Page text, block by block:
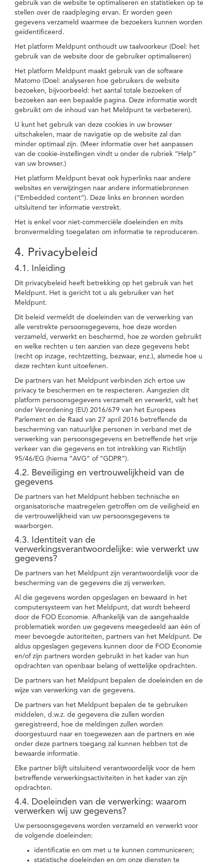
gebruik van de website te optimaliseren en statistieken op te
stellen over de raadpleging ervan. Er worden geen
gegevens verzameld waarmee de bezoekers kunnen worden
geïdentificeerd.
Het platform Meldpunt onthoudt uw taalvoorkeur (Doel: het
gebruik van de website door de gebruiker optimaliseren)
Het platform Meldpunt maakt gebruik van de software
Matomo (Doel: analyseren hoe gebruikers de website
bezoeken, bijvoorbeeld: het aantal totale bezoeken of
bezoeken aan een bepaalde pagina. Deze informatie wordt
gebruikt om de inhoud van het Meldpunt te verbeteren).
U kunt het gebruik van deze cookies in uw browser
uitschakelen, maar de navigatie op de website zal dan
minder optimaal zijn. (Meer informatie over het aanpassen
van de cookie-instellingen vindt u onder de rubriek “Help”
van uw browser.)
Het platform Meldpunt bevat ook hyperlinks naar andere
websites en verwijzingen naar andere informatiebronnen
(“Embedded content”). Deze links en bronnen worden
uitsluitend ter informatie verstrekt.
Het is enkel voor niet-commerciële doeleinden en mits
bronvermelding toegelaten om informatie te reproduceren.
4. Privacybeleid
4.1. Inleiding
Dit privacybeleid heeft betrekking op het gebruik van het
Meldpunt. Het is gericht tot u als gebruiker van het
Meldpunt.
Dit beleid vermeldt de doeleinden van de verwerking van
alle verstrekte persoonsgegevens, hoe deze worden
verzameld, verwerkt en beschermd, hoe ze worden gebruikt
en welke rechten u ten aanzien van deze gegevens hebt
(recht op inzage, rechtzetting, bezwaar, enz.), alsmede hoe u
deze rechten kunt uitoefenen.
De partners van het Meldpunt verbinden zich ertoe uw
privacy te beschermen en te respecteren. Aangezien dit
platform persoonsgegevens verzamelt en verwerkt, valt het
onder Verordening (EU) 2016/679 van het Europees
Parlement en de Raad van 27 april 2016 betreffende de
bescherming van natuurlijke personen in verband met de
verwerking van persoonsgegevens en betreffende het vrije
verkeer van die gegevens en tot intrekking van Richtlijn
95/46/EG (hierna “AVG” of “GDPR”).
4.2. Beveiliging en vertrouwelijkheid van de
gegevens
De partners van het Meldpunt hebben technische en
organisatorische maatregelen getroffen om de veiligheid en
de vertrouwelijkheid van uw persoonsgegevens te
waarborgen.
4.3. Identiteit van de
verwerkingsverantwoordelijke: wie verwerkt uw
gegevens?
De partners van het Meldpunt zijn verantwoordelijk voor de
bescherming van de gegevens die zij verwerken.
Al die gegevens worden opgeslagen en bewaard in het
computersysteem van het Meldpunt, dat wordt beheerd
door de FOD Economie. Afhankelijk van de aangehaalde
problematiek worden uw gegevens meegedeeld aan één of
meer bevoegde autoriteiten, partners van het Meldpunt. De
aldus opgeslagen gegevens kunnen door de FOD Economie
en/of zijn partners worden gebruikt in het kader van hun
opdrachten van openbaar belang of wettelijke opdrachten.
De partners van het Meldpunt bepalen de doeleinden en de
wijze van verwerking van de gegevens.
De partners van het Meldpunt bepalen de te gebruiken
middelen, d.w.z. de gegevens die zullen worden
geregistreerd, hoe de meldingen zullen worden
doorgestuurd naar en toegewezen aan de partners en wie
onder deze partners toegang zal kunnen hebben tot de
bewaarde informatie.
Elke partner blijft uitsluitend verantwoordelijk voor de hem
betreffende verwerkingsactiviteiten in het kader van zijn
opdrachten.
4.4. Doeleinden van de verwerking: waarom
verwerken wij uw gegevens?
Uw persoonsgegevens worden verzameld en verwerkt voor
de volgende doeleinden:
identificatie en om met u te kunnen communiceren;
statistische doeleinden en om onze diensten te